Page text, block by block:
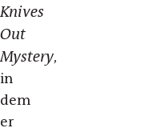
Knives
Out
Mystery,
in
dem
er